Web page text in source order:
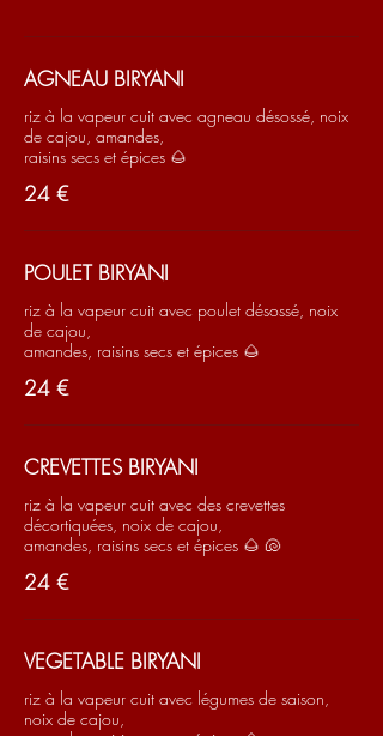
AGNEAU BIRYANI
riz à la vapeur cuit avec agneau désossé, noix
de cajou, amandes,
raisins secs et épices 🌰
24 €
POULET BIRYANI
riz à la vapeur cuit avec poulet désossé, noix
de cajou,
amandes, raisins secs et épices 🌰
24 €
CREVETTES BIRYANI
riz à la vapeur cuit avec des crevettes
décortiquées, noix de cajou,
amandes, raisins secs et épices 🌰 🐚
24 €
VEGETABLE BIRYANI
riz à la vapeur cuit avec légumes de saison,
noix de cajou,